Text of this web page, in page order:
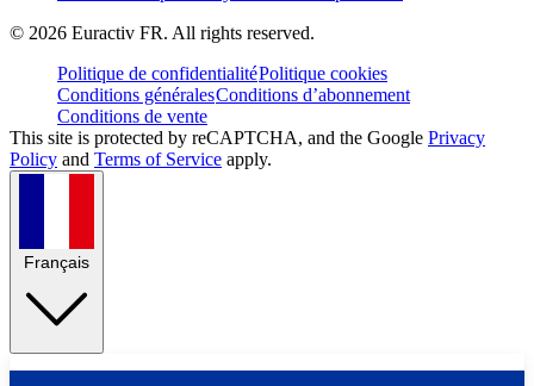
© 2026 Euractiv FR. All rights reserved.
Politique de confidentialitéPolitique cookies
Conditions généralesConditions d’abonnement
Conditions de vente
This site is protected by reCAPTCHA, and the Google Privacy
Policy and Terms of Service apply.
Français